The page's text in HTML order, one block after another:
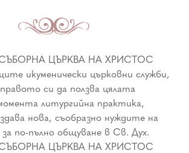
ЦЪРКВА НА ХРИСТОС
икуменически църковни служби,
си да ползва цялата
литургийна практика,
нова, съобразно нуждите на
по-пълно общуване в Св. Дух.
ЦЪРКВА НА ХРИСТОС